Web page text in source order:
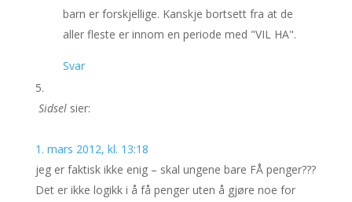
barn er forskjellige. Kanskje bortsett fra at de
aller fleste er innom en periode med "VIL HA".
Svar
Sidsel sier:
1. mars 2012, kl. 13:18
jeg er faktisk ikke enig – skal ungene bare FÅ penger???
Det er ikke logikk i å få penger uten å gjøre noe for